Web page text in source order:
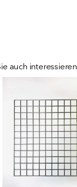
auch interessieren